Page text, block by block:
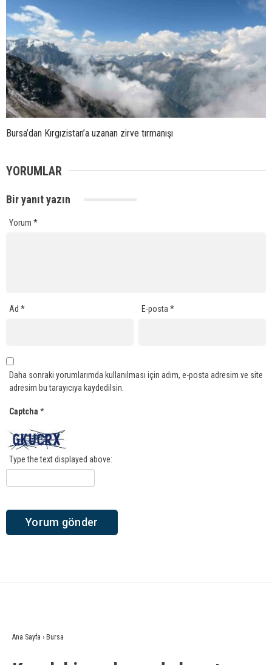
Bursa’dan Kırgızistan’a uzanan zirve tırmanışı
YORUMLAR
Bir yanıt yazın
Yorum *
Ad * E-posta*
Daha sonraki yorumlarımda kullanılması için adım, e-posta adresim ve site
adresim bu tarayıcıya kaydedilsin.
Captcha *
Type the text displayed above:
Ana Sayfa › Bursa